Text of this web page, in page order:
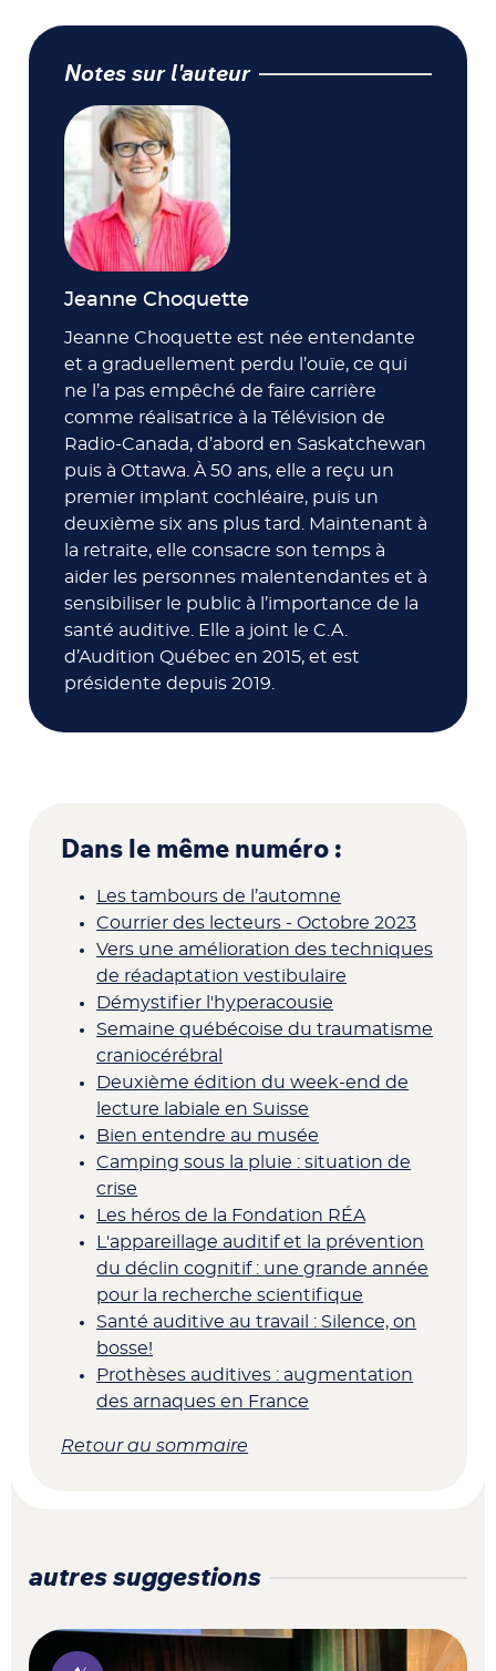
Notes sur l'auteur
Jeanne Choquette
Jeanne Choquette est née entendante
et a graduellement perdu l’ouïe, ce qui
ne l’a pas empêché de faire carrière
comme réalisatrice à la Télévision de
Radio-Canada, d’abord en Saskatchewan
puis à Ottawa. À 50 ans, elle a reçu un
premier implant cochléaire, puis un
deuxième six ans plus tard. Maintenant à
la retraite, elle consacre son temps à
aider les personnes malentendantes et à
sensibiliser le public à l’importance de la
santé auditive. Elle a joint le C.A.
d’Audition Québec en 2015, et est
présidente depuis 2019.
Dans le même numéro :
Les tambours de l’automne
Courrier des lecteurs - Octobre 2023
Vers une amélioration des techniques
de réadaptation vestibulaire
Démystifier l'hyperacousie
Semaine québécoise du traumatisme
craniocérébral
Deuxième édition du week-end de
lecture labiale en Suisse
Bien entendre au musée
Camping sous la pluie : situation de
crise
Les héros de la Fondation RÉA
L'appareillage auditif et la prévention
du déclin cognitif : une grande année
pour la recherche scientifique
Santé auditive au travail : Silence, on
bosse!
Prothèses auditives : augmentation
des arnaques en France
Retour au sommaire
autres suggestions